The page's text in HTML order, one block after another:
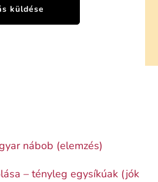
nábob (elemzés)
– tényleg egysíkúak (jók